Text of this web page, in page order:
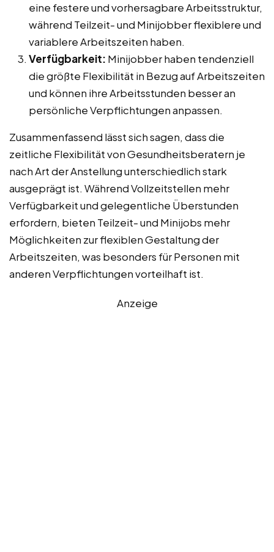
eine festere und vorhersagbare Arbeitsstruktur,
während Teilzeit- und Minijobber flexiblere und
variablere Arbeitszeiten haben.
Verfügbarkeit: Minijobber haben tendenziell
die größte Flexibilität in Bezug auf Arbeitszeiten
und können ihre Arbeitsstunden besser an
persönliche Verpflichtungen anpassen.
Zusammenfassend lässt sich sagen, dass die
zeitliche Flexibilität von Gesundheitsberatern je
nach Art der Anstellung unterschiedlich stark
ausgeprägt ist. Während Vollzeitstellen mehr
Verfügbarkeit und gelegentliche Überstunden
erfordern, bieten Teilzeit- und Minijobs mehr
Möglichkeiten zur flexiblen Gestaltung der
Arbeitszeiten, was besonders für Personen mit
anderen Verpflichtungen vorteilhaft ist.
Anzeige